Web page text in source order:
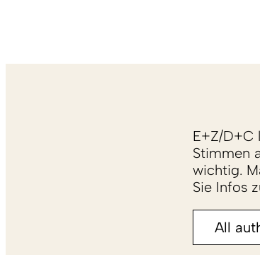
E+Z/D+C
Stimmen
wichtig.
Sie Infos
All